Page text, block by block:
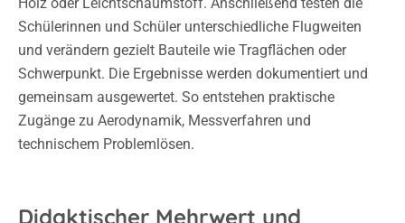
Schülerinnen und Schüler unterschiedliche Flugweiten
und verändern gezielt Bauteile wie Tragflächen oder
Schwerpunkt. Die Ergebnisse werden dokumentiert und
gemeinsam ausgewertet. So entstehen praktische
Zugänge zu Aerodynamik, Messverfahren und
technischem Problemlösen.
Didaktischer Mehrwert und